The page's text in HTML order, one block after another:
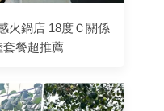
火鍋店 18度Ｃ關係
餐超推薦